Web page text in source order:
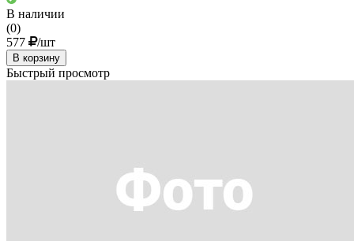
В наличии
(0)
577
/шт
В корзину
Быстрый просмотр